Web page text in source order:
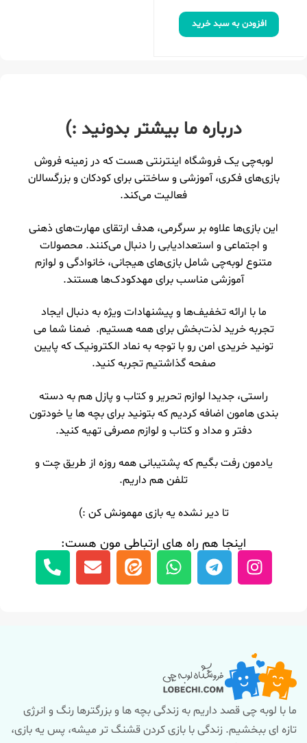
افزودن به سبد خرید
درباره ما بیشتر بدونید :)
لوبه‌چی یک فروشگاه اینترنتی هست که در زمینه فروش
بازی‌های فکری، آموزشی و ساختنی برای کودکان و بزرگسالان
فعالیت می‌کند.
این بازی‌ها علاوه بر سرگرمی، هدف ارتقای مهارت‌های ذهنی
و اجتماعی و استعدادیابی را دنبال می‌کنند. محصولات
متنوع لوبه‌چی شامل بازی‌های هیجانی، خانوادگی و لوازم
آموزشی مناسب برای مهدکودک‌ها هستند.
ما با ارائه تخفیف‌ها و پیشنهادات ویژه به دنبال ایجاد
تجربه خرید لذت‌بخش برای همه هستیم. ضمنا شما می
تونید خریدی امن رو با توجه به نماد الکترونیک که پایین
صفحه گذاشتیم تجربه کنید.
راستی، جدیدا لوازم تحریر و کتاب و پازل هم به دسته
بندی هامون اضافه کردیم که بتونید برای بچه ها یا خودتون
دفتر و مداد و کتاب و لوازم مصرفی تهیه کنید.
یادمون رفت بگیم که پشتیبانی همه روزه از طریق چت و
تلفن هم داریم.
تا دیر نشده یه بازی مهمونش کن :)
اینجا هم راه های ارتباطی مون هست:
ما با لوبه چی قصد داریم به زندگی بچه ها و بزرگترها رنگ و انرژی
تازه ای ببخشیم. زندگی با بازی کردن قشنگ تر میشه، پس یه بازی،